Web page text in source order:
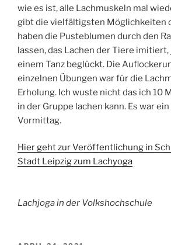
wie es ist, alle Lachmuskeln mal
gibt die vielfältigsten Möglichkeiten
haben die Pusteblumen durch den
lassen, das Lachen der Tiere
einem Tanz beglückt. Die
einzelnen Übungen war für die
Erholung. Ich wuste nicht das ich 10
in der Gruppe lachen kann. Es war
Vormittag.
Hier geht zur Veröffentlichung in
Stadt Leipzig zum Lachyoga
Lachjoga in der Volkshochschule